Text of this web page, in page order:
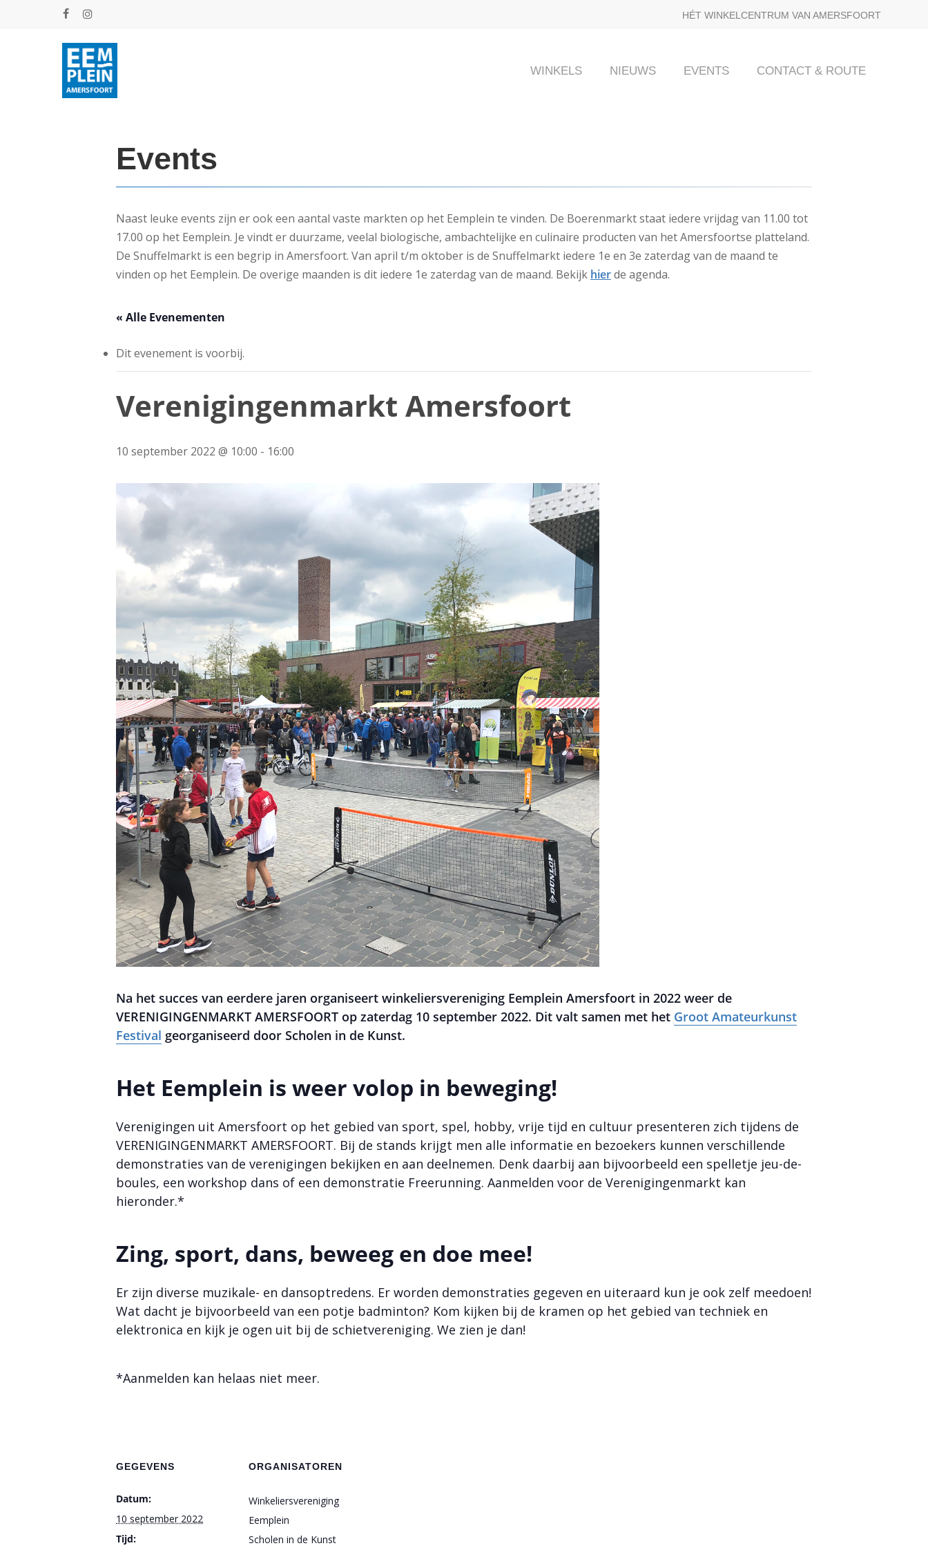
facebookinstagram HÉT WINKELCENTRUM VAN AMERSFOORT
WINKELS NIEUWS EVENTS CONTACT & ROUTE
Events
Naast leuke events zijn er ook een aantal vaste markten op het Eemplein te vinden. De Boerenmarkt staat iedere vrijdag van 11.00 tot
17.00 op het Eemplein. Je vindt er duurzame, veelal biologische, ambachtelijke en culinaire producten van het Amersfoortse platteland.
De Snuffelmarkt is een begrip in Amersfoort. Van april t/m oktober is de Snuffelmarkt iedere 1e en 3e zaterdag van de maand te
vinden op het Eemplein. De overige maanden is dit iedere 1e zaterdag van de maand. Bekijk hierde agenda.
« Alle Evenementen
Dit evenement is voorbij.
Verenigingenmarkt Amersfoort
10 september 2022 @ 10:00 - 16:00
Na het succes van eerdere jaren organiseert winkeliersvereniging Eemplein Amersfoort in 2022 weer de
VERENIGINGENMARKT AMERSFOORT op zaterdag 10 september 2022. Dit valt samen met het Groot Amateurkunst
Festival georganiseerd door Scholen in de Kunst.
Het Eemplein is weer volop in beweging!
Verenigingen uit Amersfoort op het gebied van sport, spel, hobby, vrije tijd en cultuur presenteren zich tijdens de
VERENIGINGENMARKT AMERSFOORT. Bij de stands krijgt men alle informatie en bezoekers kunnen verschillende
demonstraties van de verenigingen bekijken en aan deelnemen. Denk daarbij aan bijvoorbeeld een spelletje jeu-de-
boules, een workshop dans of een demonstratie Freerunning. Aanmelden voor de Verenigingenmarkt kan
hieronder.*
Zing, sport, dans, beweeg en doe mee!
Er zijn diverse muzikale- en dansoptredens. Er worden demonstraties gegeven en uiteraard kun je ook zelf meedoen!
Wat dacht je bijvoorbeeld van een potje badminton? Kom kijken bij de kramen op het gebied van techniek en
elektronica en kijk je ogen uit bij de schietvereniging. We zien je dan!
*Aanmelden kan helaas niet meer.
GEGEVENS
Datum:
10 september 2022
Tijd:
ORGANISATOREN
Winkeliersvereniging
Eemplein
Scholen in de Kunst